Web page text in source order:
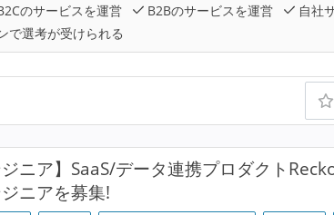
のサービスを運営 B2Bのサービスを運営
自社
で選考が受けられる
ジニア】SaaS/データ連携プロダクト
ニアを募集!